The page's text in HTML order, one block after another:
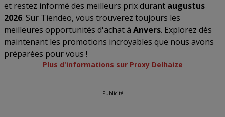
et restez informé des meilleurs prix durant augustus
2026. Sur Tiendeo, vous trouverez toujours les
meilleures opportunités d'achat à Anvers. Explorez dès
maintenant les promotions incroyables que nous avons
préparées pour vous !
Plus d'informations sur Proxy Delhaize
Publicité